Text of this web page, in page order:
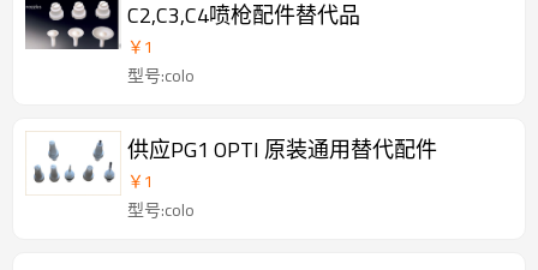
C2,C3,C4喷枪配件替代品
￥1
型号:colo
供应PG1 OPTI 原装通用替代配件
￥1
型号:colo